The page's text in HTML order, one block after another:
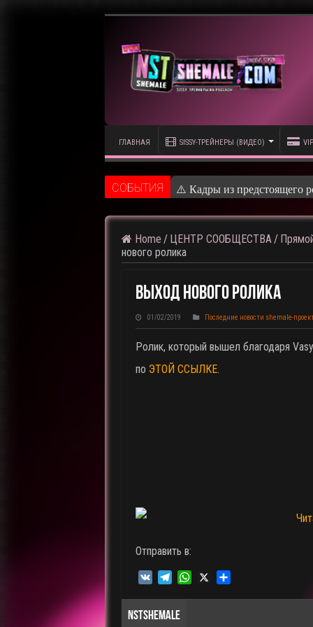
ГЛАВНАЯ SISSY-ТРЕЙНЕРЫ (ВИДЕО)
CОБЫТИЯ ⚠️ Кадры из предстоящего
Home / ЦЕНТР СООБЩЕСТВА /
нового ролика
Выход Нового Ролика
01/02/2019 Последние новости shemale-
Ролик, который вышел благодаря
по ЭТОЙ ССЫЛКЕ.
Отправить в:
e
NSTSHEMALE